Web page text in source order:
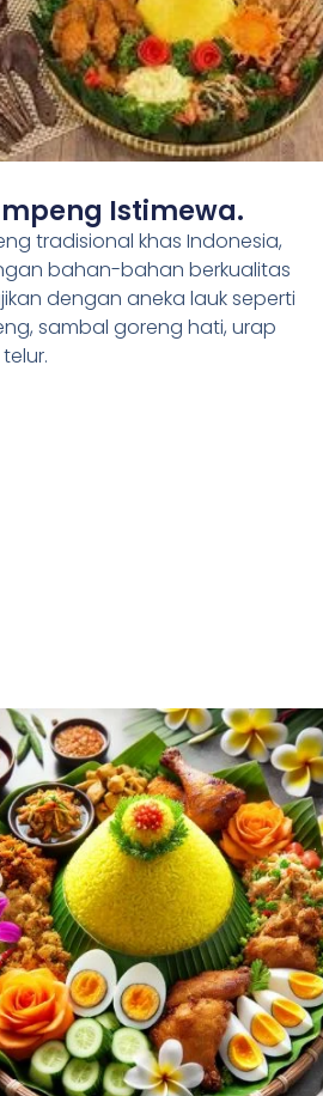
Istimewa.
tradisional khas Indonesia,
bahan-bahan berkualitas
dengan aneka lauk seperti
sambal goreng hati, urap